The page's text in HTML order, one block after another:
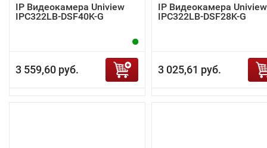
IP Видеокамера Uniview
IPC322LB-DSF40K-G
3 559,60 руб.
IP Видеокамера Uniview
IPC322LB-DSF28K-G
3 025,61 руб.